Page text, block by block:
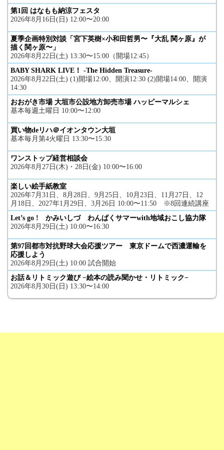
第1回 はなもも納涼フェスタ
2026年8月16日(日) 12:00〜20:00
夏季企画特別対談「宮下英樹×小和田哲男〜『大乱 関ヶ原』が
描く関ヶ原〜」
2026年8月22日(土) 13:30〜15:00（開場12:45）
BABY SHARK LIVE！ -The Hidden Treasure-
2026年8月22日(土) (1)開場12:00、開演12:30 (2)開場14:00、開演
14:30
おおがき市場 大垣市公設地方卸売市場 ハッピーマルシェ
基本毎週土曜日 10:00〜12:00
買い物deリハ＠イオンタウン大垣
基本毎月第4火曜日 13:30〜15:30
ワンストップ経営相談会
2026年8月27日(木)・28日(金) 10:00〜16:00
楽しい絵手紙教室
2026年7月31日、8月28日、9月25日、10月23日、11月27日、12
月18日、2027年1月29日、3月26日 10:00〜11:50 ※8回連続講座
Let’s go ! かみいしづ わんぱくサマーwith地域おこし協力隊
2026年8月29日(土) 10:00〜16:30
第97回都市対抗野球大会応援ツアー 東京ドームで西濃運輸を
応援しよう
2026年8月29日(土) 10:00 試合開始
お話＆リトミック遊び −絵本の読み聞かせ・リトミック−
2026年8月30日(日) 13:30〜14:00